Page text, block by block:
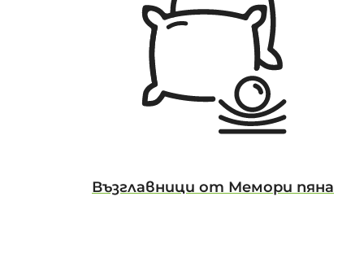
Възглавници от Мемори пяна